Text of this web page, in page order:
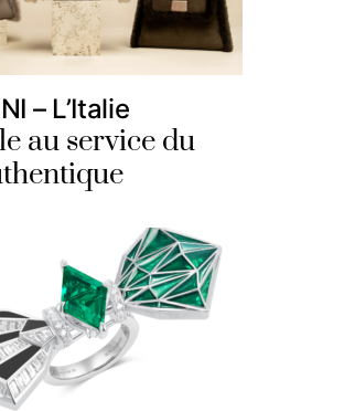
– L’Italie
au service du